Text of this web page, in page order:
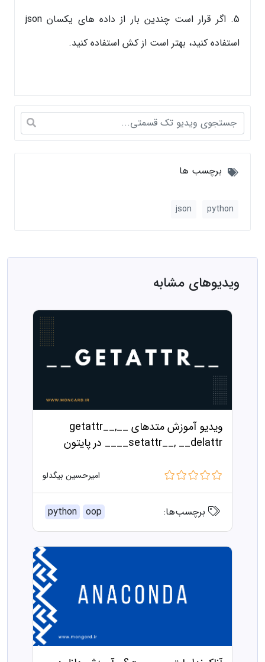
برچسب ها
python
json
5. اگر قرار است چندین بار از داده های یکسان json
استفاده کنید، بهتر است از کش استفاده کنید.
ویدیوهای مشابه
ویدیو آموزش متدهای __getattr__,
__setattr__, __delattr__ در پایتون
امیرحسین بیگدلو
برچسب‌ها: python oop